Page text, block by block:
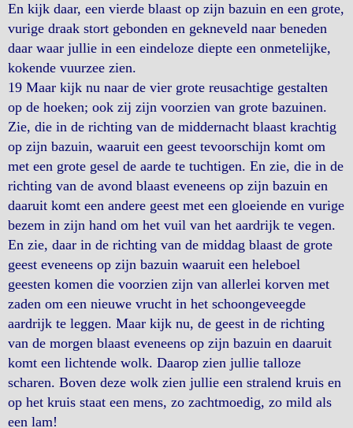
En kijk daar, een vierde blaast op zijn bazuin en een grote,
vurige draak stort gebonden en gekneveld naar beneden
daar waar jullie in een eindeloze diepte een onmetelijke,
kokende vuurzee zien.
19 Maar kijk nu naar de vier grote reusachtige gestalten
op de hoeken; ook zij zijn voorzien van grote bazuinen.
Zie, die in de richting van de middernacht blaast krachtig
op zijn bazuin, waaruit een geest tevoorschijn komt om
met een grote gesel de aarde te tuchtigen. En zie, die in de
richting van de avond blaast eveneens op zijn bazuin en
daaruit komt een andere geest met een gloeiende en vurige
bezem in zijn hand om het vuil van het aardrijk te vegen.
En zie, daar in de richting van de middag blaast de grote
geest eveneens op zijn bazuin waaruit een heleboel
geesten komen die voorzien zijn van allerlei korven met
zaden om een nieuwe vrucht in het schoongeveegde
aardrijk te leggen. Maar kijk nu, de geest in de richting
van de morgen blaast eveneens op zijn bazuin en daaruit
komt een lichtende wolk. Daarop zien jullie talloze
scharen. Boven deze wolk zien jullie een stralend kruis en
op het kruis staat een mens, zo zachtmoedig, zo mild als
een lam!